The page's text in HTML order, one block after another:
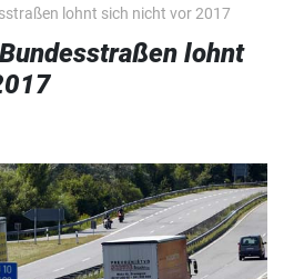
lohnt sich nicht vor 2017
lohnt